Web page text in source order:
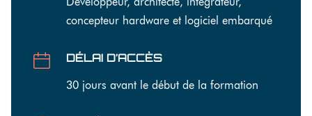
concepteur hardware et logiciel embarqué
DÉLAI D’ACCÈS
30 jours avant le début de la formation